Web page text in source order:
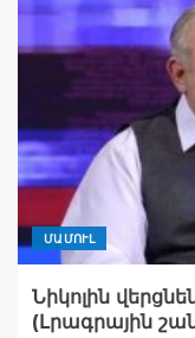
ՄԱՄՈՒԼ
Նիկոլին
(Լրագրային